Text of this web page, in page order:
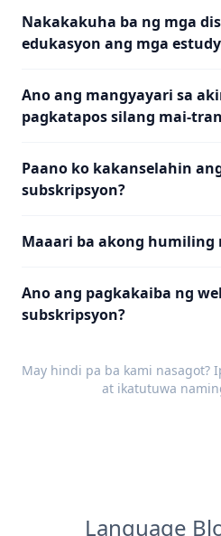
Nakakakuha ba ng mga
edukasyon ang mga
Ano ang mangyayari sa
pagkatapos silang mai-
Paano ko kakanselahin
subskripsyon?
Maaari ba akong humiling
Ano ang pagkakaiba ng
subskripsyon?
May hindi pa ba kami nasagot?
at ikatutuwa
Language